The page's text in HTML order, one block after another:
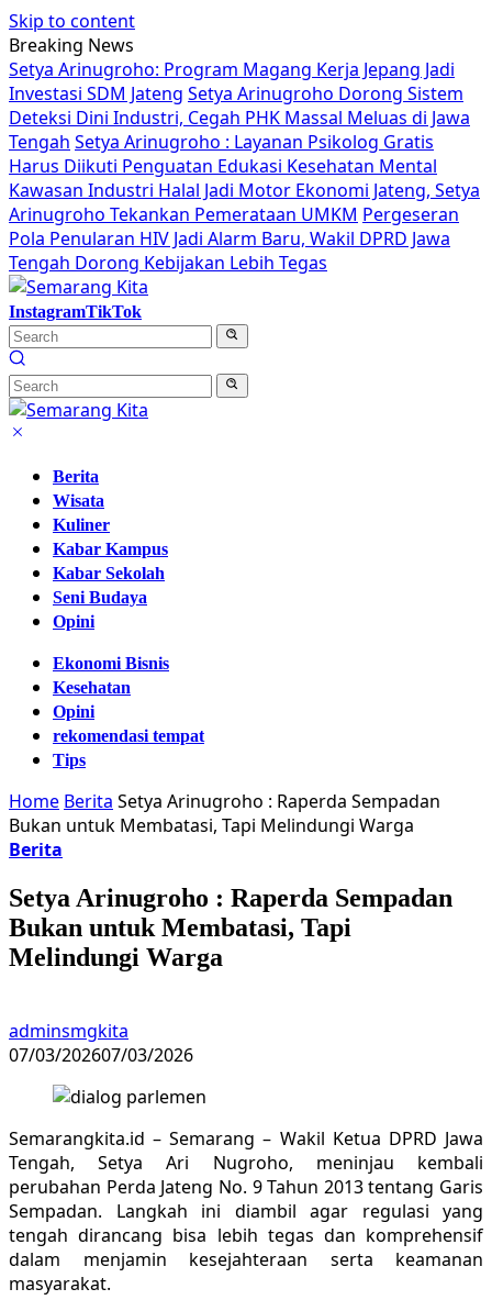
Skip to content
Breaking News
Setya Arinugroho: Program Magang Kerja Jepang Jadi
Investasi SDM Jateng Setya Arinugroho Dorong Sistem
Deteksi Dini Industri, Cegah PHK Massal Meluas di Jawa
Tengah Setya Arinugroho : Layanan Psikolog Gratis
Harus Diikuti Penguatan Edukasi Kesehatan Mental
Kawasan Industri Halal Jadi Motor Ekonomi Jateng, Setya
Arinugroho Tekankan Pemerataan UMKM Pergeseran
Pola Penularan HIV Jadi Alarm Baru, Wakil DPRD Jawa
Tengah Dorong Kebijakan Lebih Tegas
InstagramTikTok
Berita
Wisata
Kuliner
Kabar Kampus
Kabar Sekolah
Seni Budaya
Opini
Ekonomi Bisnis
Kesehatan
Opini
rekomendasi tempat
Tips
Home Berita Setya Arinugroho : Raperda Sempadan
Bukan untuk Membatasi, Tapi Melindungi Warga
Berita
Setya Arinugroho : Raperda Sempadan
Bukan untuk Membatasi, Tapi
Melindungi Warga
adminsmgkita
07/03/202607/03/2026
Semarangkita.id – Semarang – Wakil Ketua DPRD Jawa
Tengah, Setya Ari Nugroho, meninjau kembali
perubahan Perda Jateng No. 9 Tahun 2013 tentang Garis
Sempadan. Langkah ini diambil agar regulasi yang
tengah dirancang bisa lebih tegas dan komprehensif
dalam menjamin kesejahteraan serta keamanan
masyarakat.